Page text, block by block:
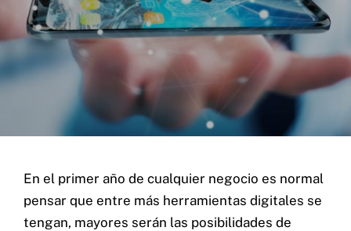
En el primer año de cualquier negocio es normal
pensar que entre más herramientas digitales se
tengan, mayores serán las posibilidades de